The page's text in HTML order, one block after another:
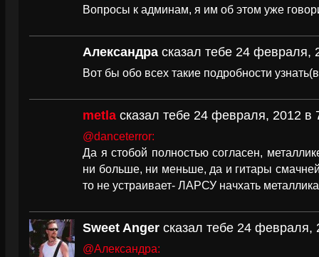
Вопросы к админам, я им об этом уже
Александра сказал тебе 24 февраля,
Вот бы обо всех такие подробности
metla сказал тебе 24 февраля, 2012 в
@danceterror:
Да я стобой полностью согласен,
ни больше, ни меньше, да и гитары
то не устраивает- ЛАРСУ начхать
Sweet Anger сказал тебе 24 февраля,
@Александра: